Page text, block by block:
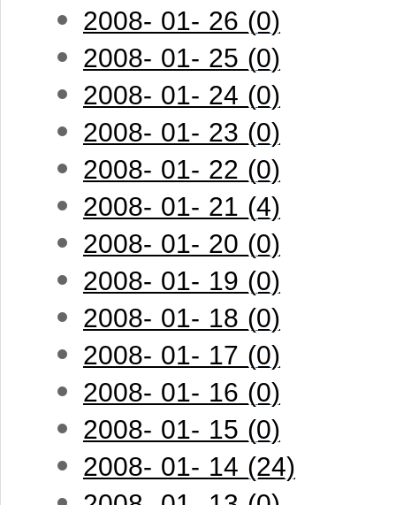
2008- 01- 26 (0)
2008- 01- 25 (0)
2008- 01- 24 (0)
2008- 01- 23 (0)
2008- 01- 22 (0)
2008- 01- 21 (4)
2008- 01- 20 (0)
2008- 01- 19 (0)
2008- 01- 18 (0)
2008- 01- 17 (0)
2008- 01- 16 (0)
2008- 01- 15 (0)
2008- 01- 14 (24)